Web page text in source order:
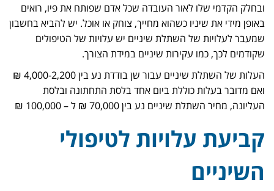
ובחלק הקדמי שלו לאור העובדה שכל אדם שפותח את פיו, רואים
באופן מידי את שיניו כשהוא מחייך, צוחק או אוכל. יש להביא בחשבון
שמעבר לעלויות של השתלת שיניים יש עלויות של הטיפולים
שקודמים לכך, כמו עקירות שיניים במידת הצורך.
העלות של השתלת שיניים עבור שן בודדת נע בין 4,000-2,200 ₪
ואם מדובר בעלות כוללת ביום אחד בלסת התחתונה ובלסת
העליונה, מחיר השתלת שיניים נע בין 70,000 ₪ ל – 100,000 ₪
קביעת עלויות לטיפולי
השיניים